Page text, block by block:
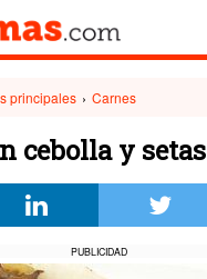
principales › Carnes
cebolla y setas
PUBLICIDAD